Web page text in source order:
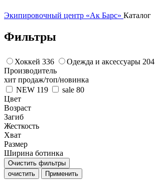
Экипировочный центр «Ак Барс» Каталог
Фильтры
Хоккей 336 Одежда и аксессуары 204
Производитель
хит продаж/топ/новинка
NEW 119 sale 80
Цвет
Возраст
Загиб
Жесткость
Хват
Размер
Ширина ботинка
Очистить фильтры
очистить
Применить